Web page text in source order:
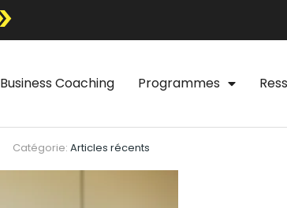
Business Coaching Programmes
Catégorie: Articles récents